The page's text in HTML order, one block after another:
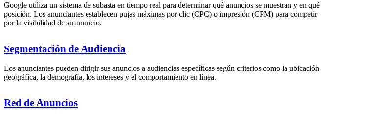
Google utiliza un sistema de subasta en tiempo real para determinar qué anuncios se muestran y en qué
posición. Los anunciantes establecen pujas máximas por clic (CPC) o impresión (CPM) para competir
por la visibilidad de su anuncio.
Segmentación de Audiencia
Los anunciantes pueden dirigir sus anuncios a audiencias específicas según criterios como la ubicación
geográfica, la demografía, los intereses y el comportamiento en línea.
Red de Anuncios